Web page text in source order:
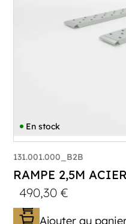
En stock
131.001.000_B2B
RAMPE 2,5M
490,30€
Ajouter au